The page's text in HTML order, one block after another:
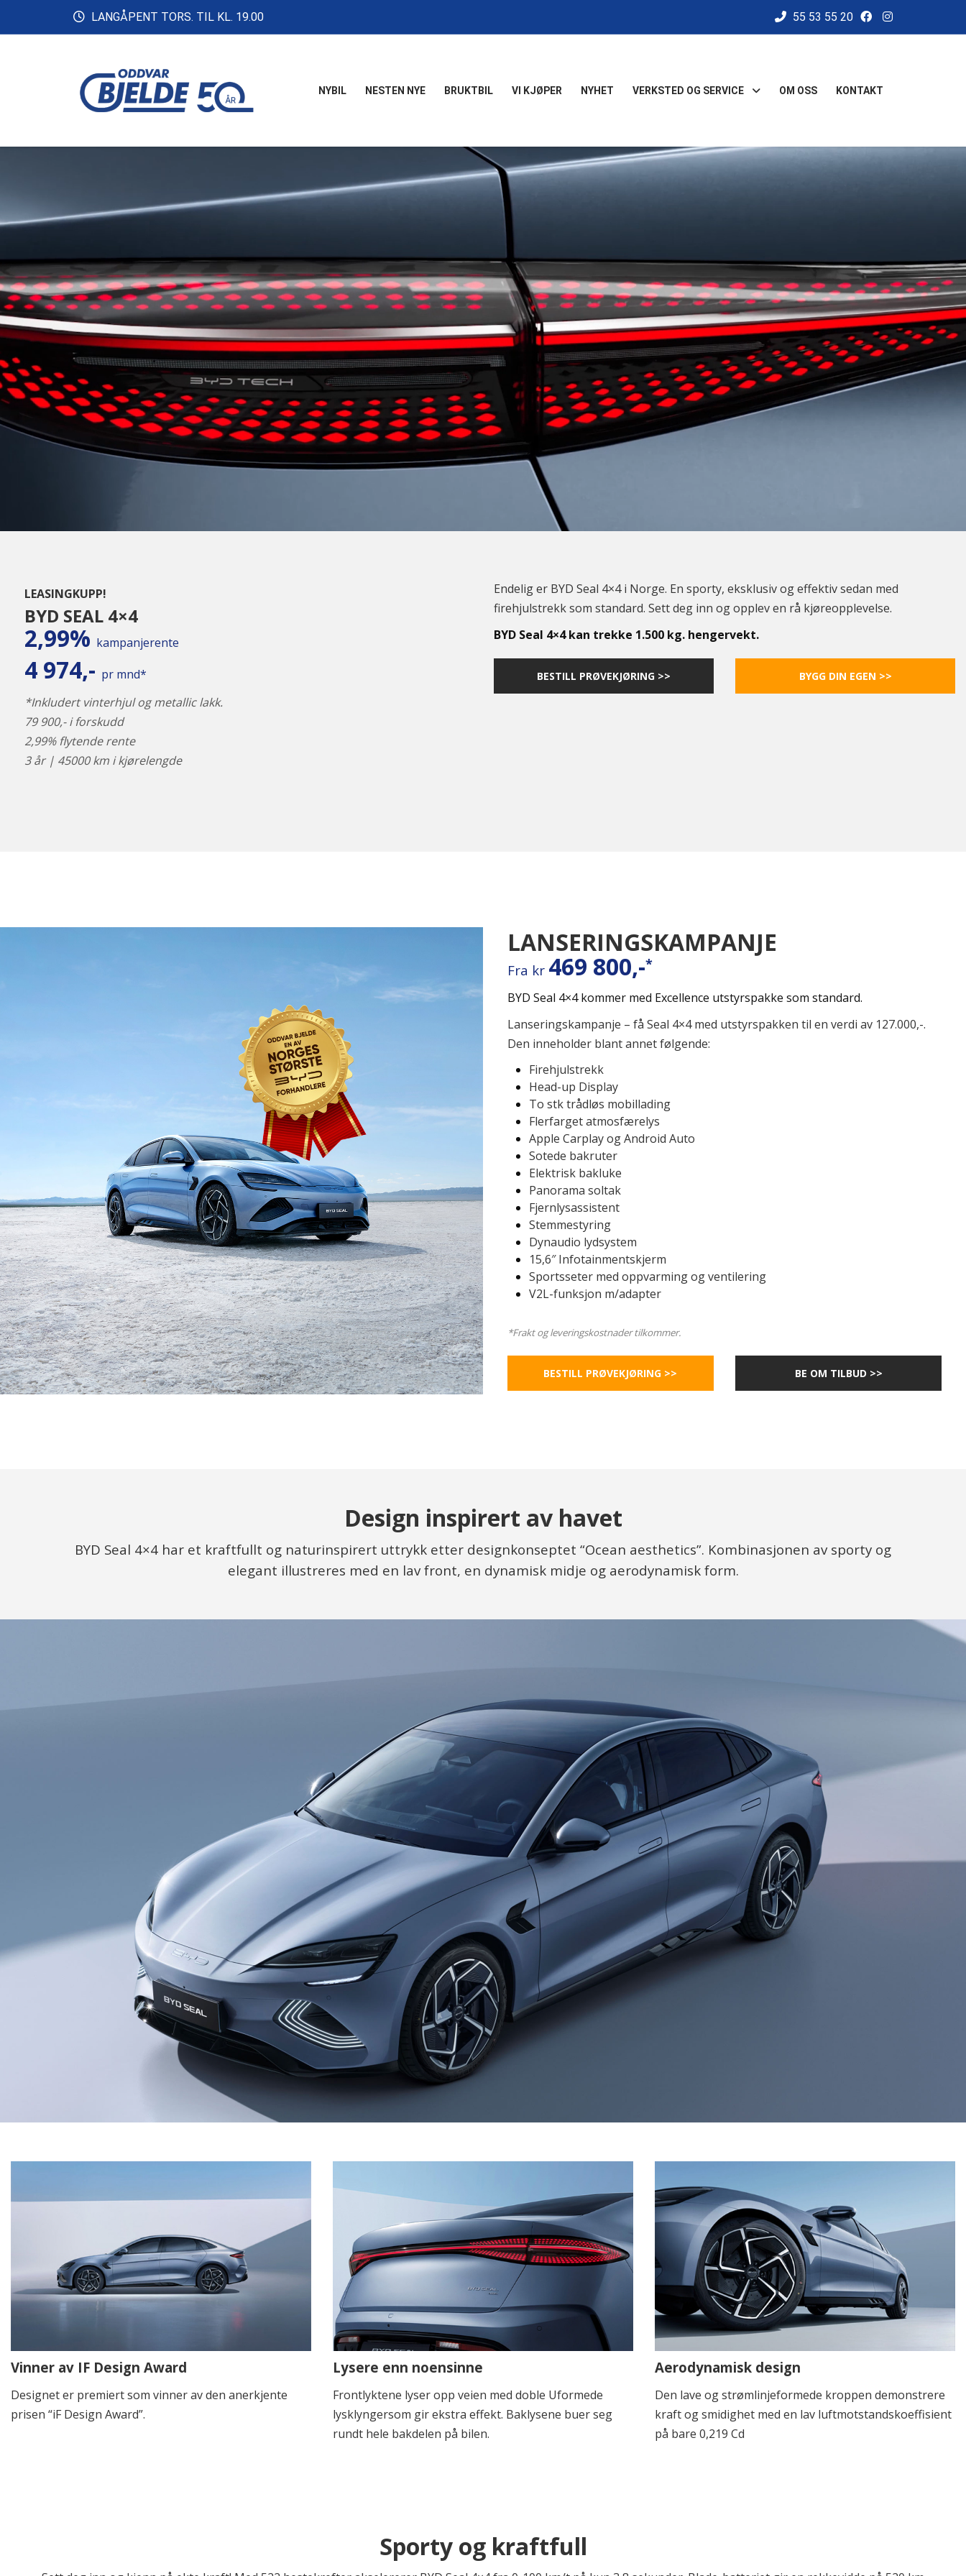
LANGÅPENT TORS. TIL KL. 19.00 55 53 55 20
NYBIL NESTEN NYE BRUKTBIL VI KJØPER NYHET VERKSTED OG SERVICE OM OSS KONTAKT
LEASINGKUPP!
BYD SEAL 4×4
2,99% kampanjerente
4 974,- pr mnd*
*Inkludert vinterhjul og metallic lakk.
79 900,- i forskudd
2,99% flytende rente
3 år | 45000 km i kjørelengde
Endelig er BYD Seal 4×4 i Norge. En sporty, eksklusiv og effektiv sedan med
firehjulstrekk som standard. Sett deg inn og opplev en rå kjøreopplevelse.
BYD Seal 4×4 kan trekke 1.500 kg. hengervekt.
BESTILL PRØVEKJØRING >> BYGG DIN EGEN >>
LANSERINGSKAMPANJE
Fra kr 469 800,-*
BYD Seal 4×4 kommer med Excellence utstyrspakke som standard.
Lanseringskampanje – få Seal 4×4 med utstyrspakken til en verdi av 127.000,-.
Den inneholder blant annet følgende:
Firehjulstrekk
Head-up Display
To stk trådløs mobillading
Flerfarget atmosfærelys
Apple Carplay og Android Auto
Sotede bakruter
Elektrisk bakluke
Panorama soltak
Fjernlysassistent
Stemmestyring
Dynaudio lydsystem
15,6″ Infotainmentskjerm
Sportsseter med oppvarming og ventilering
V2L-funksjon m/adapter
*Frakt og leveringskostnader tilkommer.
BESTILL PRØVEKJØRING >> BE OM TILBUD >>
Design inspirert av havet
BYD Seal 4×4 har et kraftfullt og naturinspirert uttrykk etter designkonseptet “Ocean aesthetics”. Kombinasjonen av sporty og
elegant illustreres med en lav front, en dynamisk midje og aerodynamisk form.
Vinner av IF Design Award
Designet er premiert som vinner av den anerkjente
prisen “iF Design Award”.
Lysere enn noensinne
Frontlyktene lyser opp veien med doble Uformede
lysklyngersom gir ekstra effekt. Baklysene buer seg
rundt hele bakdelen på bilen.
Aerodynamisk design
Den lave og strømlinjeformede kroppen demonstrere
kraft og smidighet med en lav luftmotstandskoeffisient
på bare 0,219 Cd
Sporty og kraftfull